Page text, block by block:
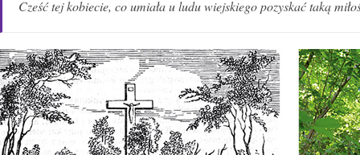
Cześć tej kobiecie, co umiała u ludu wiejskiego pozyskać taką